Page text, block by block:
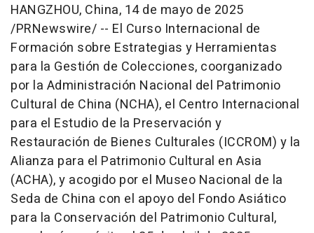
HANGZHOU, China, 14 de mayo de 2025
/PRNewswire/ -- El Curso Internacional de
Formación sobre Estrategias y Herramientas
para la Gestión de Colecciones, coorganizado
por la Administración Nacional del Patrimonio
Cultural de China (NCHA), el Centro Internacional
para el Estudio de la Preservación y
Restauración de Bienes Culturales (ICCROM) y la
Alianza para el Patrimonio Cultural en Asia
(ACHA), y acogido por el Museo Nacional de la
Seda de China con el apoyo del Fondo Asiático
para la Conservación del Patrimonio Cultural,